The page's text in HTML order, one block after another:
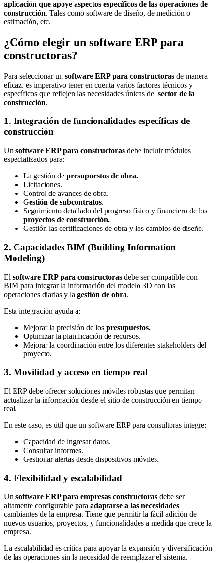
aplicación que apoye aspectos específicos de las operaciones de
construcción. Tales como software de diseño, de medición o
estimación, etc.
¿Cómo elegir un software ERP para
constructoras?
Para seleccionar un software ERP para constructoras de manera
eficaz, es imperativo tener en cuenta varios factores técnicos y
específicos que reflejen las necesidades únicas del sector de la
construcción.
1. Integración de funcionalidades específicas de
construcción
Un software ERP para constructoras debe incluir módulos
especializados para:
La gestión de presupuestos de obra.
Licitaciones.
Control de avances de obra.
Gestión de subcontratos.
Seguimiento detallado del progreso físico y financiero de los
proyectos de construcción.
Gestión las certificaciones de obra y los cambios de diseño.
2. Capacidades BIM (Building Information
Modeling)
El software ERP para constructoras debe ser compatible con
BIM para integrar la información del modelo 3D con las
operaciones diarias y la gestión de obra.
Esta integración ayuda a:
Mejorar la precisión de los presupuestos.
Optimizar la planificación de recursos.
Mejorar la coordinación entre los diferentes stakeholders del
proyecto.
3. Movilidad y acceso en tiempo real
El ERP debe ofrecer soluciones móviles robustas que permitan
actualizar la información desde el sitio de construcción en tiempo
real.
En este caso, es útil que un software ERP para consultoras integre:
Capacidad de ingresar datos.
Consultar informes.
Gestionar alertas desde dispositivos móviles.
4. Flexibilidad y escalabilidad
Un software ERP para empresas constructoras debe ser
altamente configurable para adaptarse a las necesidades
cambiantes de la empresa. Tiene que permitir la fácil adición de
nuevos usuarios, proyectos, y funcionalidades a medida que crece la
empresa.
La escalabilidad es crítica para apoyar la expansión y diversificación
de las operaciones sin la necesidad de reemplazar el sistema.